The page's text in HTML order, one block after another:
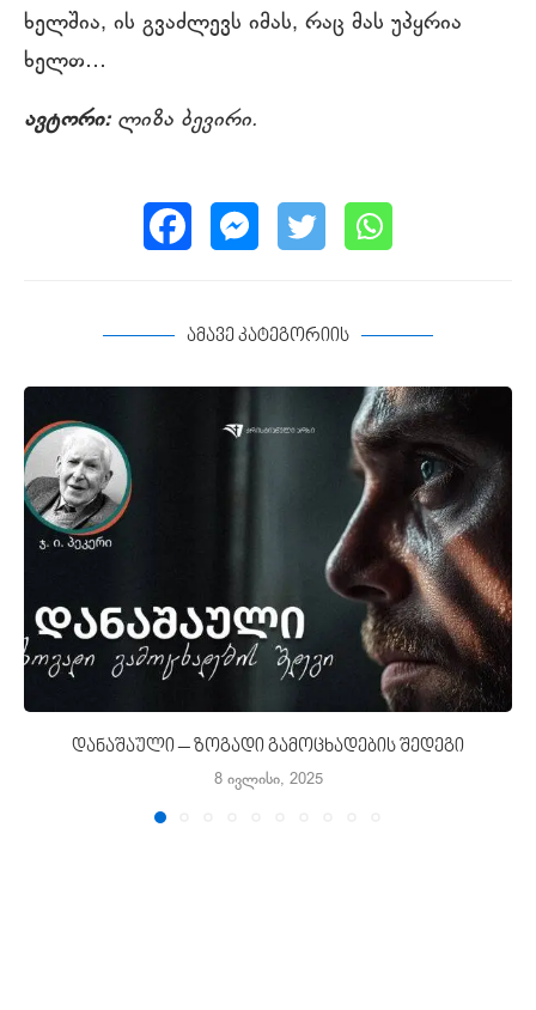
ხელშია, ის გვაძლევს იმას, რაც მას უპყრია
ხელთ…
ავტორი:ლიზა ბევირი.
ამავე კატეგორიის
დანაშაული – ზოგადი გამოცხადების შედეგი
8 ივლისი, 2025